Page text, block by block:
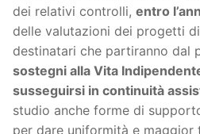
dei relativi controlli, entro
delle valutazioni dei progetti
destinatari che partiranno dal
sostegni alla Vita
susseguirsi in continuità
studio anche forme di
per dare uniformità e maggior